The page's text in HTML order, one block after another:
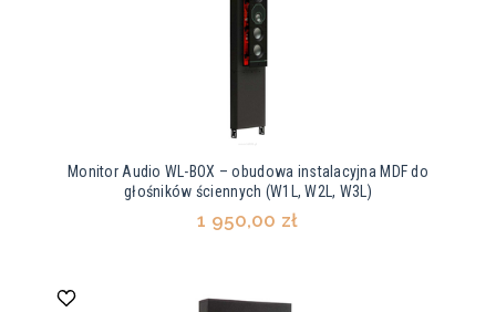
Monitor Audio WL-BOX – obudowa instalacyjna MDF do
głośników ściennych (W1L, W2L, W3L)
1 950,00 zł